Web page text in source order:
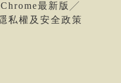
最新版╱
私權及安全政策